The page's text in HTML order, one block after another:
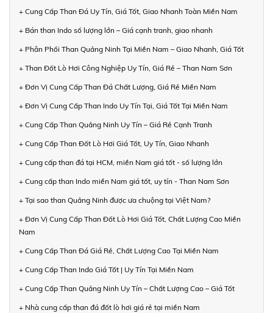
+ Cung Cấp Than Đá Uy Tín, Giá Tốt, Giao Nhanh Toàn Miền Nam
+ Bán than Indo số lượng lớn – Giá cạnh tranh, giao nhanh
+ Phân Phối Than Quảng Ninh Tại Miền Nam – Giao Nhanh, Giá Tốt
+ Than Đốt Lò Hơi Công Nghiệp Uy Tín, Giá Rẻ – Than Nam Sơn
+ Đơn Vị Cung Cấp Than Đá Chất Lượng, Giá Rẻ Miền Nam
+ Đơn Vị Cung Cấp Than Indo Uy Tín Tại, Giá Tốt Tại Miền Nam
+ Cung Cấp Than Quảng Ninh Uy Tín – Giá Rẻ Cạnh Tranh
+ Cung Cấp Than Đốt Lò Hơi Giá Tốt, Uy Tín, Giao Nhanh
+ Cung cấp than đá tại HCM, miền Nam giá tốt - số lượng lớn
+ Cung cấp than Indo miền Nam giá tốt, uy tín - Than Nam Sơn
+ Tại sao than Quảng Ninh được ưa chuộng tại Việt Nam?
+ Đơn Vị Cung Cấp Than Đốt Lò Hơi Giá Tốt, Chất Lượng Cao Miền
Nam
+ Cung Cấp Than Đá Giá Rẻ, Chất Lượng Cao Tại Miền Nam
+ Cung Cấp Than Indo Giá Tốt | Uy Tín Tại Miền Nam
+ Cung Cấp Than Quảng Ninh Uy Tín – Chất Lượng Cao – Giá Tốt
+ Nhà cung cấp than đá đốt lò hơi giá rẻ tại miền Nam